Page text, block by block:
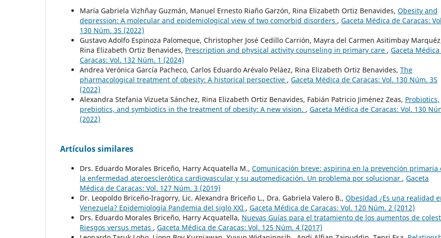
María Gabriela Vizhñay Guzmán, Manuel Ernesto Riaño Garzón, Rina Elizabeth Ortiz Benavides, Obesity and
depression: A molecular and epidemiological view of two comorbid disorders , Gaceta Médica de Caracas:
130 Núm. 3S (2022)
Gustavo Adolfo Espinoza Palomeque, Christopher José Cedillo Carrión, Mayra del Carmen Asitimbay
Rina Elizabeth Ortiz Benavides, Prescription and physical activity counseling in primary care , Gaceta
Caracas: Vol. 132 Núm. 1 (2024)
Andrea Verónica García Pacheco, Carlos Eduardo Arévalo Peláez, Rina Elizabeth Ortiz Benavides, The
pharmacological treatment of obesity: A historical perspective , Gaceta Médica de Caracas: Vol. 130 Núm. 3S
(2022)
Alexandra Stefania Vizueta Sánchez, Rina Elizabeth Ortiz Benavides, Fabián Patricio Jiménez Zeas, Probiotics,
prebiotics, and symbiotics in the treatment of obesity: A new vision. , Gaceta Médica de Caracas: Vol. 130
(2022)
Artículos similares
Drs. Eduardo Morales Briceño, Harry Acquatella M., Comunicación breve: aspirina en la prevención primaria
la enfermedad ateroesclerótica cardiovascular y su automedicación. Un problema por solucionar , Gaceta
Médica de Caracas: Vol. 127 Núm. 3 (2019)
Dr. Leopoldo Briceño-Iragorry, Lic. Alexandra Briceño L., Dra. Gabriela Valero B., Obesidad ¿Es una realidad
Venezuela? Epidemiología Pandemia del siglo XXI , Gaceta Médica de Caracas: Vol. 120 Núm. 2 (2012)
Drs. Eduardo Morales Briceño, Harry Acquatella, Nuevas Guías para el tratamiento de los aumentos de
Riesgos versus metas , Gaceta Médica de Caracas: Vol. 125 Núm. 4 (2017)